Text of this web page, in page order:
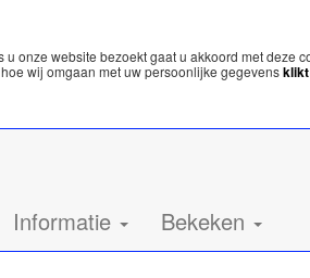
onze website bezoekt gaat u akkoord met deze
wij omgaan met uw persoonlijke gegevensklikt
Informatie Bekeken